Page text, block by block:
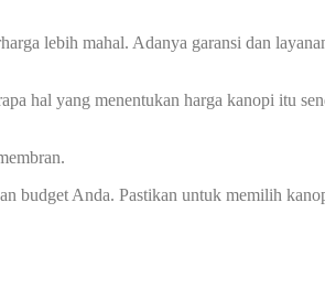
lebih mahal. Adanya garansi dan
hal yang menentukan harga kanopi itu
budget Anda. Pastikan untuk memilih